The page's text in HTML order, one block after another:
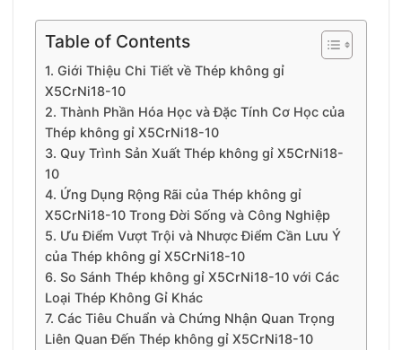
Table of Contents
1. Giới Thiệu Chi Tiết về Thép không gỉ
X5CrNi18-10
2. Thành Phần Hóa Học và Đặc Tính Cơ Học của
Thép không gỉ X5CrNi18-10
3. Quy Trình Sản Xuất Thép không gỉ X5CrNi18-
10
4. Ứng Dụng Rộng Rãi của Thép không gỉ
X5CrNi18-10 Trong Đời Sống và Công Nghiệp
5. Ưu Điểm Vượt Trội và Nhược Điểm Cần Lưu Ý
của Thép không gỉ X5CrNi18-10
6. So Sánh Thép không gỉ X5CrNi18-10 với Các
Loại Thép Không Gỉ Khác
7. Các Tiêu Chuẩn và Chứng Nhận Quan Trọng
Liên Quan Đến Thép không gỉ X5CrNi18-10